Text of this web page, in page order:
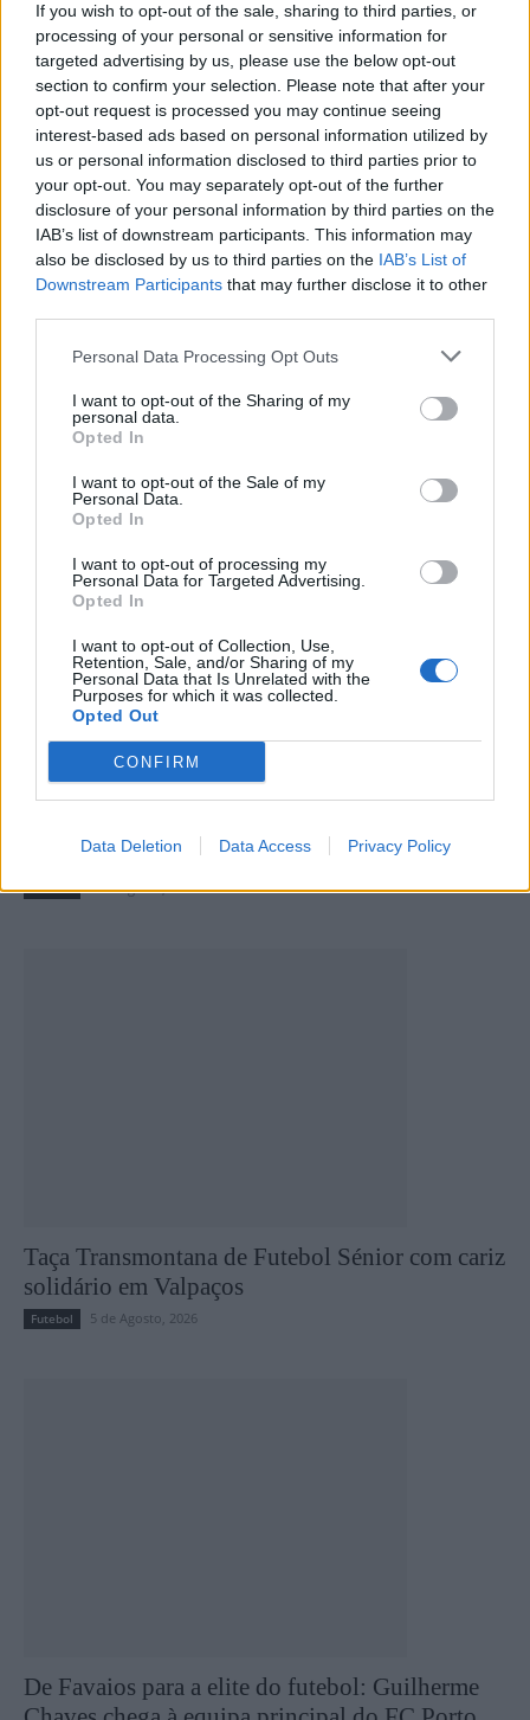
If you wish to opt-out of the sale, sharing to third parties, or
processing of your personal or sensitive information for
targeted advertising by us, please use the below opt-out
section to confirm your selection. Please note that after your
opt-out request is processed you may continue seeing
interest-based ads based on personal information utilized by
us or personal information disclosed to third parties prior to
your opt-out. You may separately opt-out of the further
disclosure of your personal information by third parties on the
IAB’s list of downstream participants. This information may
also be disclosed by us to third parties on the IAB’s List of
Downstream Participants that may further disclose it to other
Personal Data Processing Opt Outs
I want to opt-out of the Sharing of my
personal data.
Opted In
I want to opt-out of the Sale of my
Personal Data.
Opted In
I want to opt-out of processing my
Personal Data for Targeted Advertising.
Opted In
I want to opt-out of Collection, Use,
Retention, Sale, and/or Sharing of my
Personal Data that Is Unrelated with the
Purposes for which it was collected.
Opted Out
CONFIRM
Data Deletion Data Access Privacy Policy
Por Francisco Mendes
árbitros para a 20ª jornada da
no futebol saudita
Futebol 7 de Agosto, 2026
Taça Transmontana de Futebol Sénior com cariz
solidário em Valpaços
Futebol 5 de Agosto, 2026
De Favaios para a elite do futebol: Guilherme